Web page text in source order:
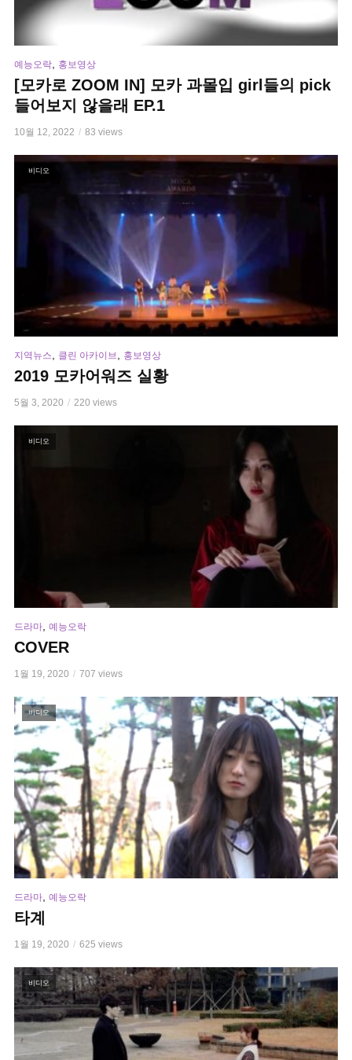
예능오락, 홍보영상
[모카로 ZOOM IN] 모카 과몰입 girl들의 pick
들어보지 않을래 EP.1
10월 12, 2022 83 views
비디오
지역뉴스, 클린 아카이브, 홍보영상
2019 모카어워즈 실황
5월 3, 2020 220 views
비디오
드라마 예능오락
COVER
1월 19, 2020 707 views
비디오
드라마, 예능오락
타계
1월 19, 2020 625 views
비디오